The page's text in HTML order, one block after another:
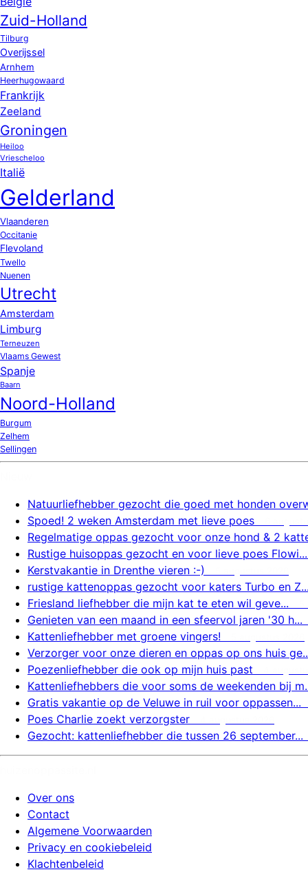
Zuid-Holland
Tilburg
Overijssel
Arnhem
Heerhugowaard
Frankrijk
Zeeland
Groningen
Heiloo
Vriescheloo
Italië
Gelderland
Vlaanderen
Occitanie
Flevoland
Twello
Nuenen
Utrecht
Amsterdam
Limburg
Terneuzen
Vlaams Gewest
Spanje
Baarn
Noord-Holland
Burgum
Zelhem
Sellingen
Natuurliefhebber gezocht die goed met honden
Spoed! 2 weken Amsterdam met lieve poes
Regelmatige oppas gezocht voor onze hond & 2
Rustige huisoppas gezocht en voor lieve poes Flowi...
Kerstvakantie in Drenthe vieren :-)
rustige kattenoppas gezocht voor katers Turbo en Z...
Friesland liefhebber die mijn kat te eten wil geve...
Genieten van een maand in een sfeervol jaren '30 h...
Kattenliefhebber met groene vingers!
Verzorger voor onze dieren en oppas op ons huis
Poezenliefhebber die ook op mijn huis past
Kattenliefhebbers die voor soms de weekenden bij
Gratis vakantie op de Veluwe in ruil voor oppassen...
Poes Charlie zoekt verzorgster
Gezocht: kattenliefhebber die tussen 26 september...
Over ons
Contact
Algemene Voorwaarden
Privacy en cookiebeleid
Klachtenbeleid